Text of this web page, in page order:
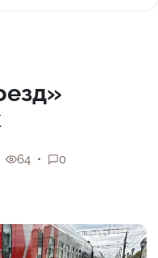
64 0